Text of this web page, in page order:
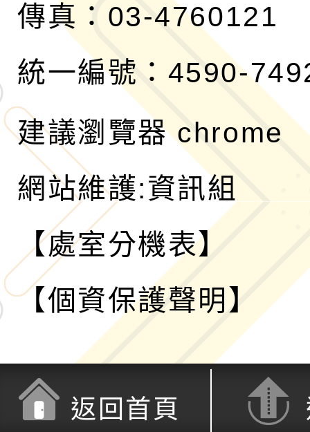
傳真：03-4760121
統一編號：4590-
建議瀏覽器 chrome
網站維護:資訊組
【處室分機表】
【個資保護聲明】
返回首頁